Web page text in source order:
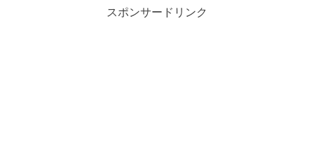
スポンサードリンク